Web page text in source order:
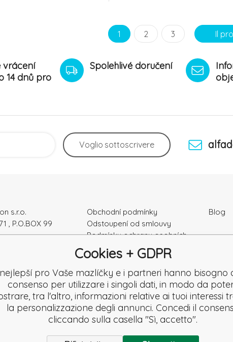
1 2 3 Il
vrácení
14 dnů pro
Spolehlivé doručení
Voglio sottoscrivere
s.r.o.
, P.O.BOX 99
52010180
Obchodní podmínky
Odstoupení od smlouvy
Podmínky ochrany osobních
údajú
Kontakty
Záruka a Reklamace
Reklamační formulář
Denuncia
Revisione
Blog
Cookies + GDPR
pro Vaše mazlíčky e i partneri hanno bisogno
consenso per utilizzare i singoli dati, in modo da
tra l'altro, informazioni relative ai tuoi interessi
la personalizzazione degli annunci. Concedi il
cliccando sulla casella "Sì, accetto".